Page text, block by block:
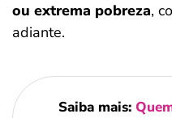
ou extrema pobreza,
adiante.
Saiba mais: